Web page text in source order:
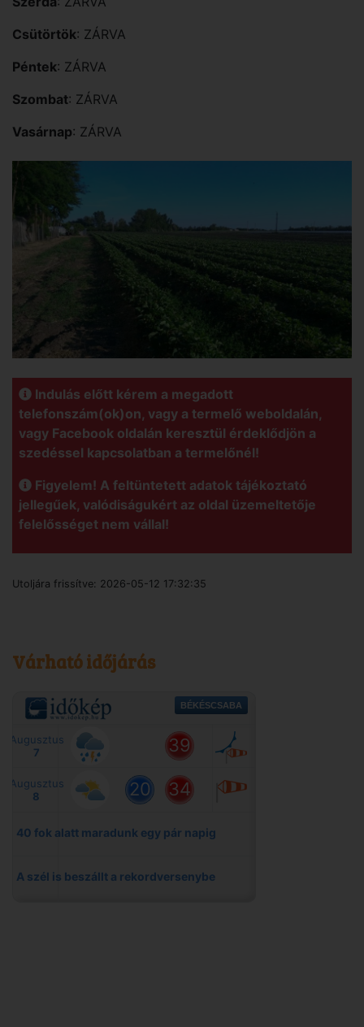
Csütörtök: ZÁRVA
Péntek: ZÁRVA
Szombat: ZÁRVA
Vasárnap: ZÁRVA
Indulás előtt kérem a megadott
telefonszám(ok)on, vagy a termelő weboldalán,
vagy Facebook oldalán keresztül érdeklődjön a
szedéssel kapcsolatban a termelőnél!
Figyelem! A feltüntetett adatok tájékoztató
jellegűek, valódiságukért az oldal üzemeltetője
felelősséget nem vállal!
Utoljára frissítve: 2026-05-12 17:32:35
Várható időjárás